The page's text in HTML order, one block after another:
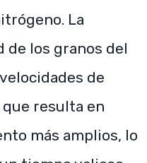
La
de los granos del
de
resulta en
más amplios, lo